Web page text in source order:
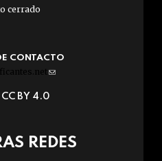
cerrado
CONTACTO
(link
e-
CC BY 4.0
REDES